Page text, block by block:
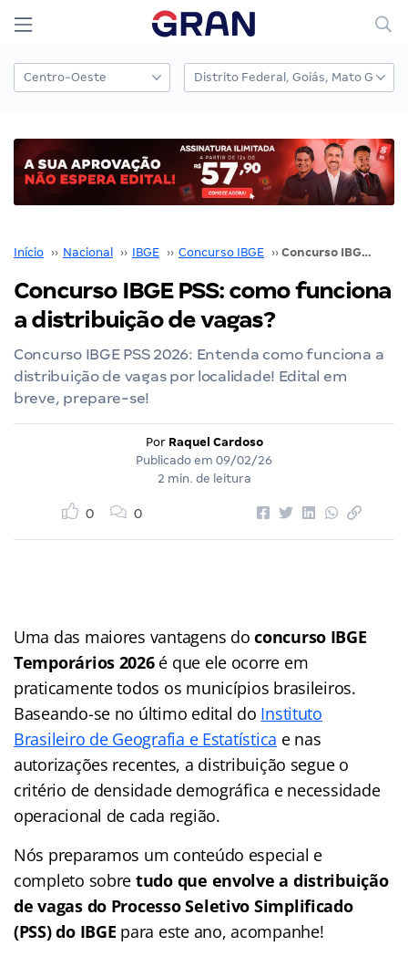
Início ›› Nacional ›› IBGE ›› Concurso IBGE ›› Concurso IBGE PSS: como funciona a distribuição de vagas?
Concurso IBGE PSS: como funciona
a distribuição de vagas?
Concurso IBGE PSS 2026: Entenda como funciona a
distribuição de vagas por localidade! Edital em
breve, prepare-se!
Por Raquel Cardoso
Publicado em 09/02/26
2 min. de leitura
0 0
Uma das maiores vantagens doconcurso IBGE
Temporários 2026é que ele ocorre em
praticamente todos os municípios brasileiros.
Baseando-se no último edital do Instituto
Brasileiro de Geografia e Estatística e nas
autorizações recentes, a distribuição segue o
critério de densidade demográfica e necessidade
operacional de cada região.
Nós preparamos um conteúdo especial e
completo sobre tudo que envolve a distribuição
de vagas do Processo Seletivo Simplificado
(PSS) do IBGE para este ano, acompanhe!